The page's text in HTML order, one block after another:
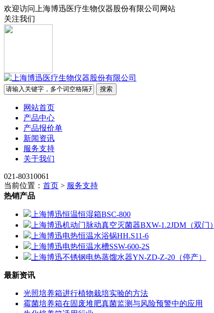
欢迎访问上海博迅医疗生物仪器股份有限公司网站
关注我们
网站首页
产品中心
产品报价单
新闻资讯
服务支持
关于我们
021-80310061
当前位置： 首页 > 服务支持
热销产品
上海博迅恒温恒湿箱BSC-800
上海博迅机动门脉动真空灭菌器BXW-1.2JDM（双门）
上海博迅电热恒温水浴锅HH.S11-6
上海博迅电热恒温水槽SSW-600-2S
上海博迅不锈钢电热蒸馏水器YN-ZD-Z-20（停产）
最新资讯
光照培养箱进行植物栽培实验的方法
霉菌培养箱在固废堆肥真菌监测与风险预警中的应用